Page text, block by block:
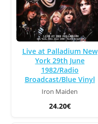
Live at Palladium New
York 29th June
1982/Radio
Broadcast/Blue Vinyl
Iron Maiden
24.20€